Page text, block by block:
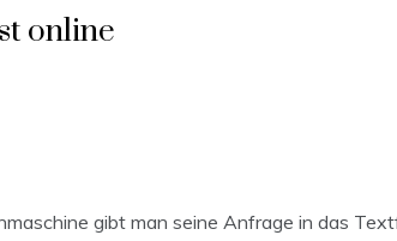
online
gibt man seine Anfrage in das